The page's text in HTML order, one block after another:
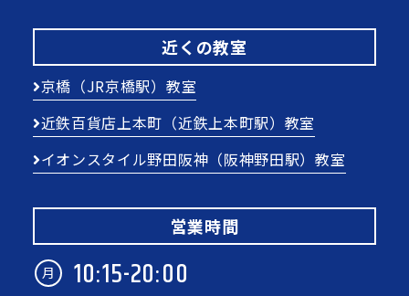
近くの教室
京橋（JR京橋駅）教室
近鉄百貨店上本町（近鉄上本町駅）教室
イオンスタイル野田阪神（阪神野田駅）教室
営業時間
月 10:15-20:00